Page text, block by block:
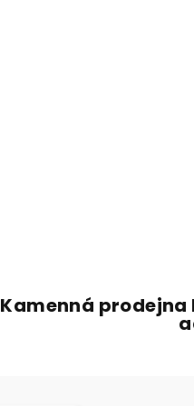
Kamenná